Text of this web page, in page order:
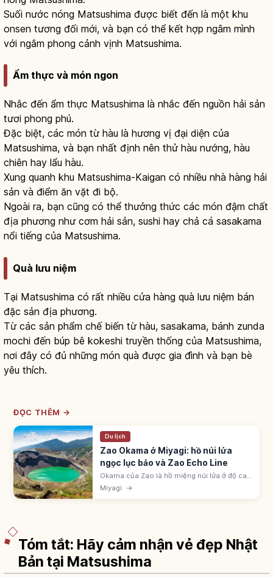
Suối nước nóng Matsushima được biết đến là một khu
onsen tương đối mới, và bạn có thể kết hợp ngâm mình
với ngắm phong cảnh vịnh Matsushima.
Ẩm thực và món ngon
Nhắc đến ẩm thực Matsushima là nhắc đến nguồn hải sản
tươi phong phú.
Đặc biệt, các món từ hàu là hương vị đại diện của
Matsushima, và bạn nhất định nên thử hàu nướng, hàu
chiên hay lẩu hàu.
Xung quanh khu Matsushima-Kaigan có nhiều nhà hàng hải
sản và điểm ăn vặt đi bộ.
Ngoài ra, bạn cũng có thể thưởng thức các món đậm chất
địa phương như cơm hải sản, sushi hay chả cá sasakama
nổi tiếng của Matsushima.
Quà lưu niệm
Tại Matsushima có rất nhiều cửa hàng quà lưu niệm bán
đặc sản địa phương.
Từ các sản phẩm chế biến từ hàu, sasakama, bánh zunda
mochi đến búp bê kokeshi truyền thống của Matsushima,
nơi đây có đủ những món quà được gia đình và bạn bè
yêu thích.
ĐỌC THÊM →
Du lịch
Zao Okama ở Miyagi: hồ núi lửa
ngọc lục bảo và Zao Echo Line
Okama của Zao là hồ miệng núi lửa ở độ cao
1.670m giữa Miyagi-Yamagata, đường kính
325m, sâu 27,6m. Nước axit đổi màu xanh
Miyagi →
Tóm tắt: Hãy cảm nhận vẻ đẹp Nhật
Bản tại Matsushima